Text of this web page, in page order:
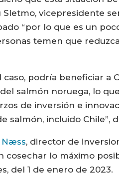
Sletmo, vicepresidente
“por lo que es un
temen que
caso, podría beneficiar
salmón noruega, lo
de inversión e
salmón, incluido Chile”,
Næss, director de
cosechar lo máximo
del 1 de enero de 2023.